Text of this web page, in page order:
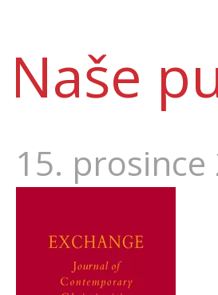
Naše
15. prosince